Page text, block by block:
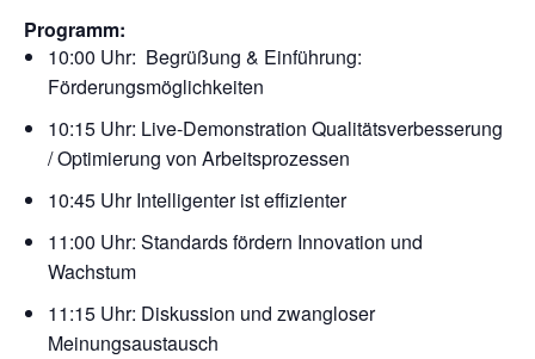
Programm:
10:00 Uhr: Begrüßung & Einführung:
Förderungsmöglichkeiten
10:15 Uhr: Live-Demonstration Qualitätsverbesserung
/ Optimierung von Arbeitsprozessen
10:45 Uhr Intelligenter ist effizienter
11:00 Uhr: Standards fördern Innovation und
Wachstum
11:15 Uhr: Diskussion und zwangloser
Meinungsaustausch